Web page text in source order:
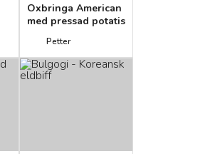
Oxbringa American
med pressad potatis
Petter